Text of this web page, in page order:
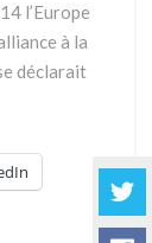
l’Europe
à la
déclarait